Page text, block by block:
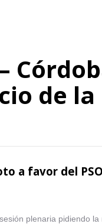
de
a favor del